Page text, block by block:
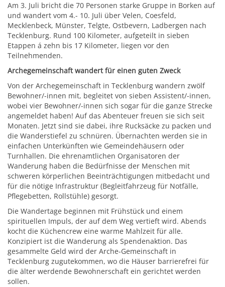
Am 3. Juli bricht die 70 Personen starke Gruppe in Borken auf
und wandert vom 4.- 10. Juli über Velen, Coesfeld,
Mecklenbeck, Münster, Telgte, Ostbevern, Ladbergen nach
Tecklenburg. Rund 100 Kilometer, aufgeteilt in sieben
Etappen á zehn bis 17 Kilometer, liegen vor den
Teilnehmenden.
Archegemeinschaft wandert für einen guten Zweck
Von der Archegemeinschaft in Tecklenburg wandern zwölf
Bewohner/-innen mit, begleitet von sieben Assistent/-innen,
wobei vier Bewohner/-innen sich sogar für die ganze Strecke
angemeldet haben! Auf das Abenteuer freuen sie sich seit
Monaten. Jetzt sind sie dabei, ihre Rucksäcke zu packen und
die Wanderstiefel zu schnüren. Übernachten werden sie in
einfachen Unterkünften wie Gemeindehäusern oder
Turnhallen. Die ehrenamtlichen Organisatoren der
Wanderung haben die Bedürfnisse der Menschen mit
schweren körperlichen Beeinträchtigungen mitbedacht und
für die nötige Infrastruktur (Begleitfahrzeug für Notfälle,
Pflegebetten, Rollstühle) gesorgt.
Die Wandertage beginnen mit Frühstück und einem
spirituellen Impuls, der auf dem Weg vertieft wird. Abends
kocht die Küchencrew eine warme Mahlzeit für alle.
Konzipiert ist die Wanderung als Spendenaktion. Das
gesammelte Geld wird der Arche-Gemeinschaft in
Tecklenburg zugutekommen, wo die Häuser barrierefrei für
die älter werdende Bewohnerschaft ein gerichtet werden
sollen.